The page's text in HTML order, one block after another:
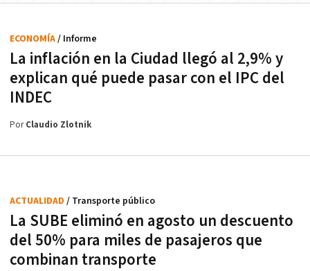
La inflación en la Ciudad llegó al 2,9% y
explican qué puede pasar con el IPC del
INDEC
ECONOMÍA/ Informe
PorClaudio Zlotnik
La SUBE eliminó en agosto un descuento
del 50% para miles de pasajeros que
combinan transporte
ACTUALIDAD / Transporte público